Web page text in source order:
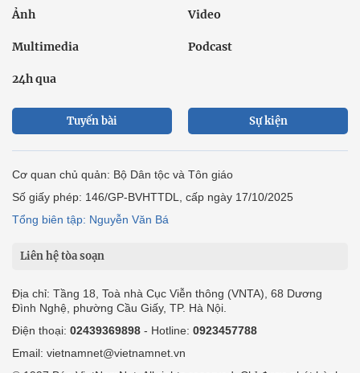
Ảnh Video
Multimedia Podcast
24h qua
Tuyến bài Sự kiện
Cơ quan chủ quản: Bộ Dân tộc và Tôn giáo
Số giấy phép: 146/GP-BVHTTDL, cấp ngày 17/10/2025
Tổng biên tập: Nguyễn Văn Bá
Liên hệ tòa soạn
Địa chỉ: Tầng 18, Toà nhà Cục Viễn thông (VNTA), 68 Dương
Đình Nghệ, phường Cầu Giấy, TP. Hà Nội.
Điện thoại: 02439369898 - Hotline: 0923457788
Email: vietnamnet@vietnamnet.vn